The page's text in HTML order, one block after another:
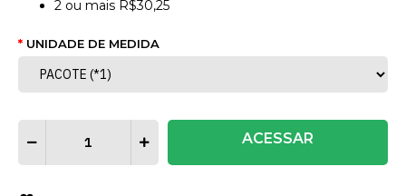
2 ou mais R$30,25
UNIDADE DE MEDIDA
ACESSAR